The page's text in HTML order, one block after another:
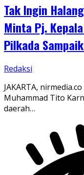
Tak Ingin
Minta Pj.
Pilkada
Redaksi
JAKARTA,
Muhammad Tito
daerah…